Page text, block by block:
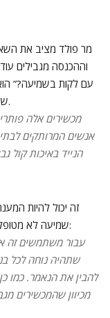
מר פולד מציב את
וההכנסה מגבילים
עם לקות בשמיעה?”
מעולים עם סדרת מוצרי ה-Wear & Hear שלהם.
אנשים המרותקים
הנייד באיכות
זה יכול להיות
שמיעה לא מטופל, ושל אלה שרוצים לתקשר איתם. עוד הוא מציין:
עבור משתמשים זה
שתהיה נוחה לכל
להבין את הנאמר. כמו
מכיוון שהמכשירים